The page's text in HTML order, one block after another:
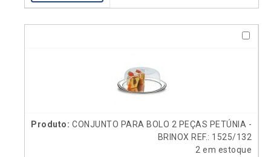
CONJUNTO PARA BOLO 2 PEÇAS PETÚNIA -
BRINOX REF.: 1525/132
2 em estoque